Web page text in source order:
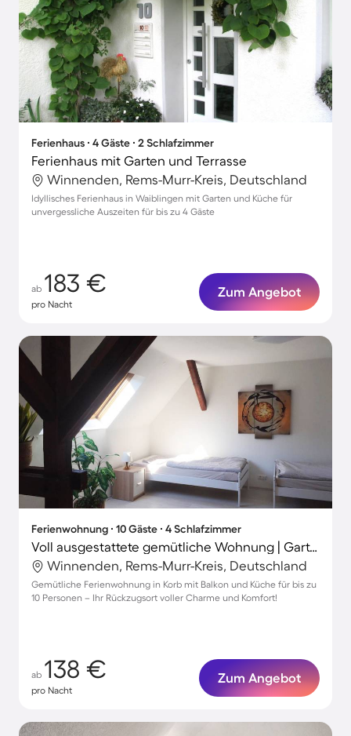
Ferienhaus ∙ 4 Gäste ∙ 2 Schlafzimmer
Ferienhaus mit Garten und Terrasse
Winnenden, Rems-Murr-Kreis, Deutschland
Idyllisches Ferienhaus in Waiblingen mit Garten und Küche für
unvergessliche Auszeiten für bis zu 4 Gäste
ab 183 €
pro Nacht
Zum Angebot
Ferienwohnung ∙ 10 Gäste ∙ 4 Schlafzimmer
Voll ausgestattete gemütliche Wohnung | Gartenblick
Winnenden, Rems-Murr-Kreis, Deutschland
Gemütliche Ferienwohnung in Korb mit Balkon und Küche für bis zu
10 Personen – Ihr Rückzugsort voller Charme und Komfort!
ab 138 €
pro Nacht
Zum Angebot